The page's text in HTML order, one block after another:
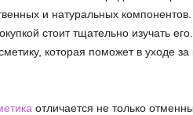
и натуральных
стоит тщательно изучать
которая поможет в уходе
отличается не только